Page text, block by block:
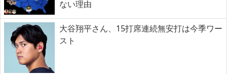
ない理由
大谷翔平さん、15打席連続無安打は今季ワー
スト